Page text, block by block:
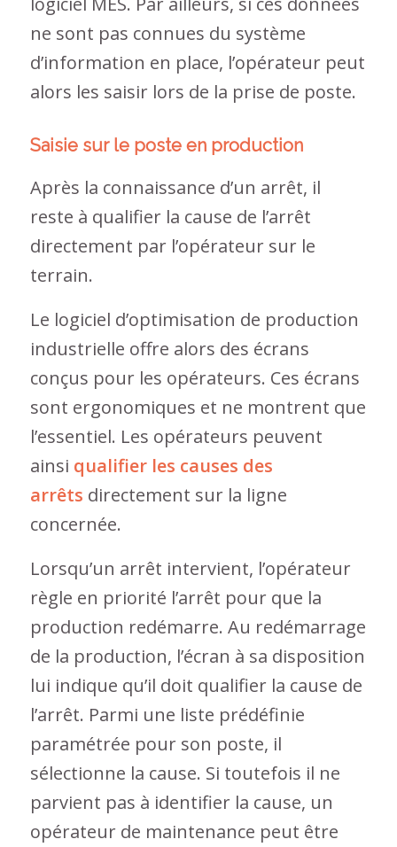
ne sont pas connues du système
d’information en place, l’opérateur peut
alors les saisir lors de la prise de poste.
Saisie sur le poste en production
Après la connaissance d’un arrêt, il
reste à qualifier la cause de l’arrêt
directement par l’opérateur sur le
terrain.
Le logiciel d’optimisation de production
industrielle offre alors des écrans
conçus pour les opérateurs. Ces écrans
sont ergonomiques et ne montrent que
l’essentiel. Les opérateurs peuvent
ainsi qualifier les causes des
arrêts directement sur la ligne
concernée.
Lorsqu’un arrêt intervient, l’opérateur
règle en priorité l’arrêt pour que la
production redémarre. Au redémarrage
de la production, l’écran à sa disposition
lui indique qu’il doit qualifier la cause de
l’arrêt. Parmi une liste prédéfinie
paramétrée pour son poste, il
sélectionne la cause. Si toutefois il ne
parvient pas à identifier la cause, un
opérateur de maintenance peut être